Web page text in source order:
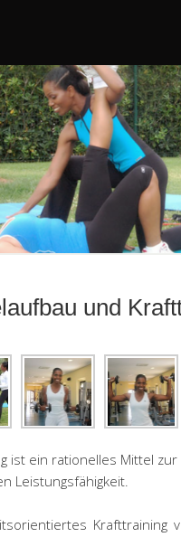
und
ist ein rationelles Mittel
Leistungsfähigkeit.
Krafttraining